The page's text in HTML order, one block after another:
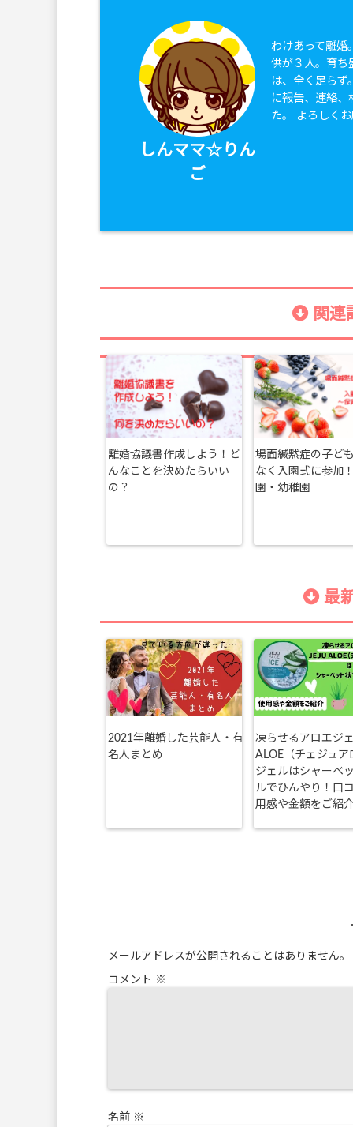
しんママ☆りん
ご
わけあって離婚
供が３人。育ち
は、全く足らず
に報告、連絡、
た。 よろしく
関連
離婚協議書作成しよう！ど
んなことを決めたらいい
の？
場面緘黙症の子ど
なく入園式に参加
園・幼稚園
最
2021年離婚した芸能人・有
名人まとめ
凍らせるアロエジ
ALOE（チェジュア
ジェルはシャーベ
ルでひんやり！口
用感や金額をご紹
メールアドレスが公開されることはありません。
コメント ※
名前 ※